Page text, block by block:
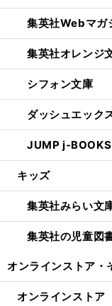
集英社Webマガ
集英社オレンジ
シフォン文庫
ダッシュエック
JUMP j-BOOKS
キッズ
集英社みらい文
集英社の児童図
オンラインストア・
オンラインストア